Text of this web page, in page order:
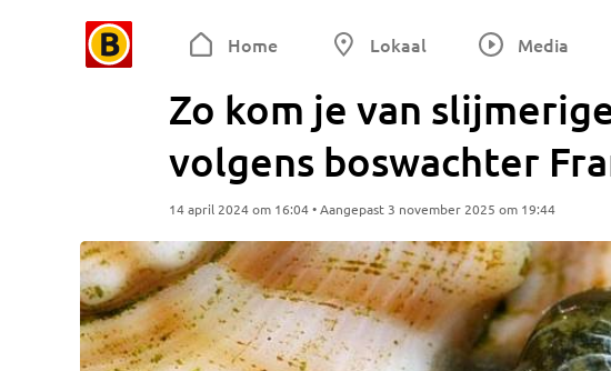
Home Lokaal Media
Zo kom je van
volgens boswachter
14 april 2024 om 16:04 • Aangepast 3 november 2025 om 19:44